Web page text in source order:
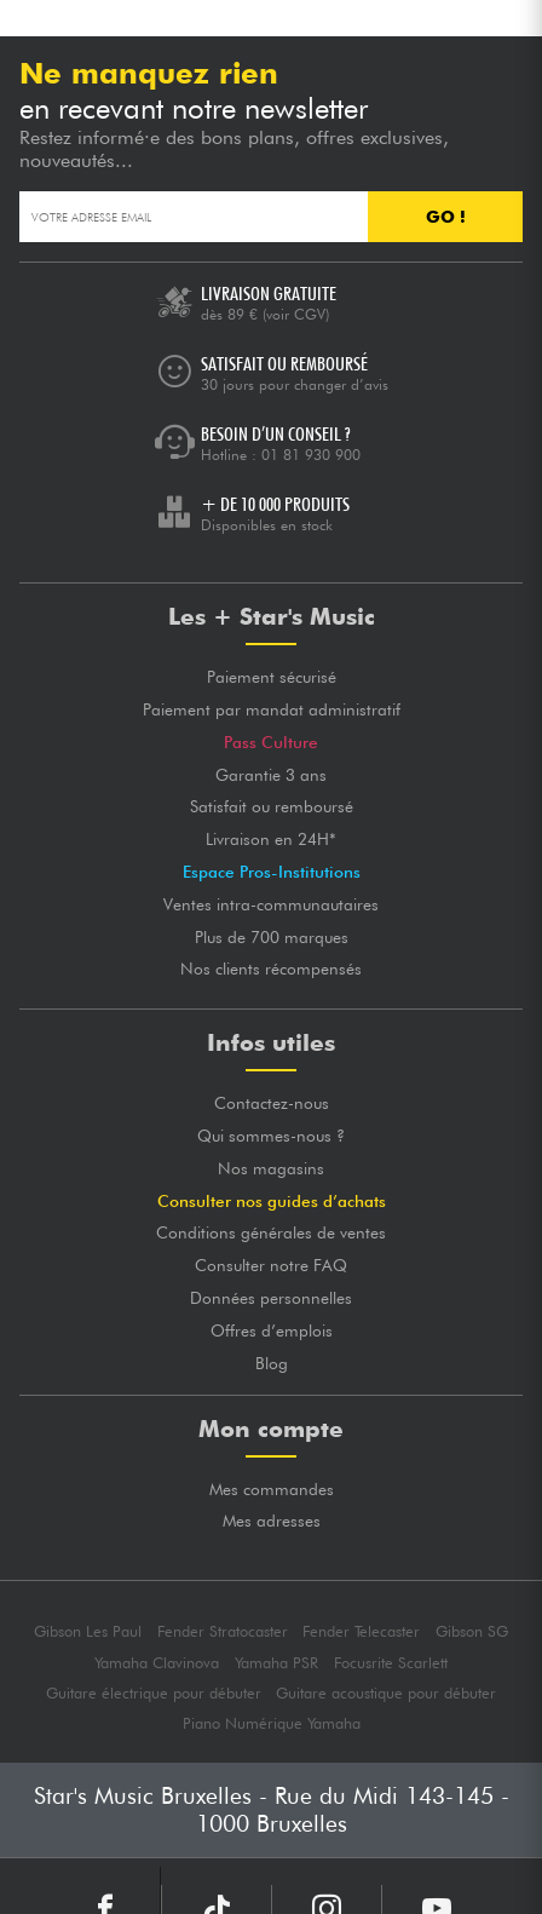
Ne manquez rien
en recevant notre newsletter
Restez informé·e des bons plans, offres exclusives,
nouveautés...
GO !
LIVRAISON GRATUITE
dès 89 € (voir CGV)
SATISFAIT OU REMBOURSÉ
30 jours pour changer d’avis
BESOIN D’UN CONSEIL ?
Hotline : 01 81 930 900
+ DE 10 000 PRODUITS
Disponibles en stock
Les + Star's Music
Paiement sécurisé
Paiement par mandat administratif
Pass Culture
Garantie 3 ans
Satisfait ou remboursé
Livraison en 24H*
Espace Pros-Institutions
Ventes intra-communautaires
Plus de 700 marques
Nos clients récompensés
Infos utiles
Contactez-nous
Qui sommes-nous ?
Nos magasins
Consulter nos guides d’achats
Conditions générales de ventes
Consulter notre FAQ
Données personnelles
Offres d’emplois
Blog
Mon compte
Mes commandes
Mes adresses
Gibson Les Paul Fender Stratocaster Fender Telecaster
Gibson SG
Yamaha Clavinova
Yamaha PSR
Focusrite Scarlett
Guitare électrique pour débuter
Guitare acoustique pour débuter
Piano Numérique Yamaha
Star's Music Bruxelles - Rue du Midi 143-145 -
1000 Bruxelles